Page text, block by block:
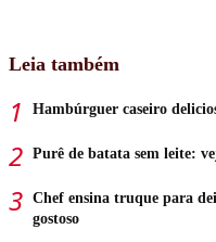
Leia também
Hambúrguer caseiro
Purê de batata sem leite:
Chef ensina truque para
gostoso